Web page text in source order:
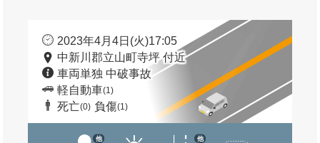
2023年4月4日(火)17:05
中新川郡立山町寺坪 付近
車両単独 中破事故
軽自動車(1)
死亡(0) 負傷(1)
他 他